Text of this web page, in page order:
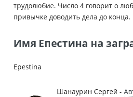
трудолюбие. Число 4 говорит о
привычке доводить дела до конца.
Имя Епестина на
Epestina
Шанаурин Сергей -